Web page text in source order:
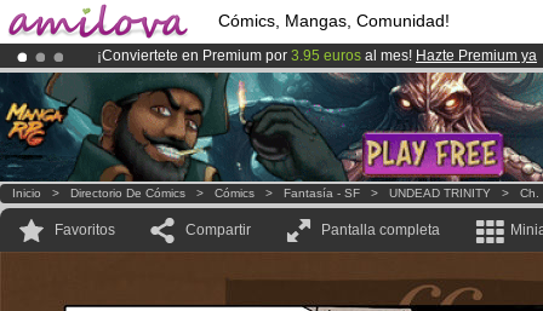
Cómics, Mangas, Comunidad!
¡Conviertete en Premium por 3.95 euros al mes! Hazte Premium ya
¡El Kickstarter Amilova está desormado lanzado!.
¡Ya tenemos 100000miembrosy 1000 Cómics y Mangas!.
Inicio > Directorio De Cómics > Cómics > Fantasía - SF > UNDEAD TRINITY > Ch.
Favoritos Compartir Pantalla completa